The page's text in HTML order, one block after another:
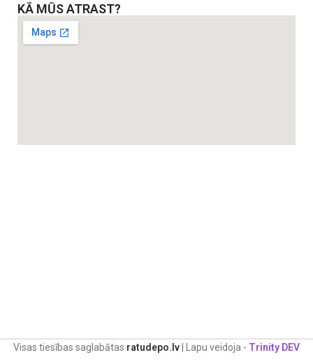
KĀ MŪS ATRAST?
Visas tiesības saglabātas ratudepo.lv | Lapu veidoja - Trinity DEV